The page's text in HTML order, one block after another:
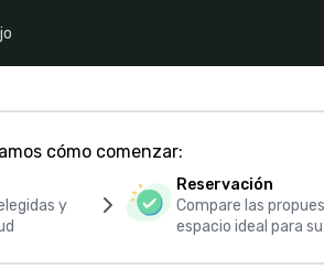
cómo comenzar:
y
Reservación
Compare las
espacio ideal para